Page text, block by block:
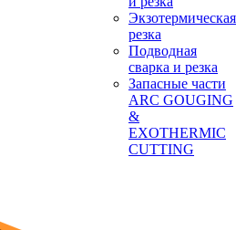
Экзотермическая
резка
Подводная
сварка и резка
Запасные части
ARC GOUGING
&
EXOTHERMIC
CUTTING